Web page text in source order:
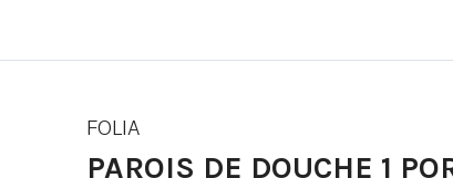
FOLIA
PAROIS DE DOUCHE 1